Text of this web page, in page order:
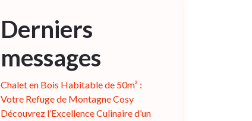
Derniers
messages
Chalet en Bois Habitable de 50m² :
Votre Refuge de Montagne Cosy
Découvrez l’Excellence Culinaire d’un